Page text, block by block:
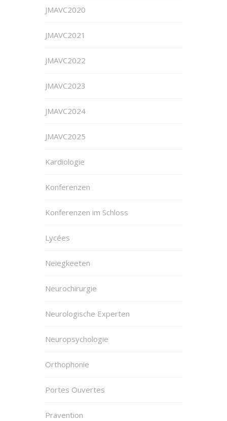
JMAVC2020
JMAVC2021
JMAVC2022
JMAVC2023
JMAVC2024
JMAVC2025
Kardiologie
Konferenzen
Konferenzen im Schloss
Lycées
Neiegkeeten
Neurochirurgie
Neurologische Experten
Neuropsychologie
Orthophonie
Portes Ouvertes
Prävention